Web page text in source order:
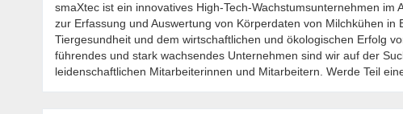
smaXtec ist ein innovatives High-Tech-Wachstumsunternehmen
zur Erfassung und Auswertung von Körperdaten von Milchkühen
Tiergesundheit und dem wirtschaftlichen und ökologischen Erfolg
führendes und stark wachsendes Unternehmen sind wir auf der
leidenschaftlichen Mitarbeiter­innen und Mitarbeitern. Werde Teil